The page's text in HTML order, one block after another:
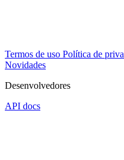
Termos de uso Política de
Novidades
Desenvolvedores
API docs